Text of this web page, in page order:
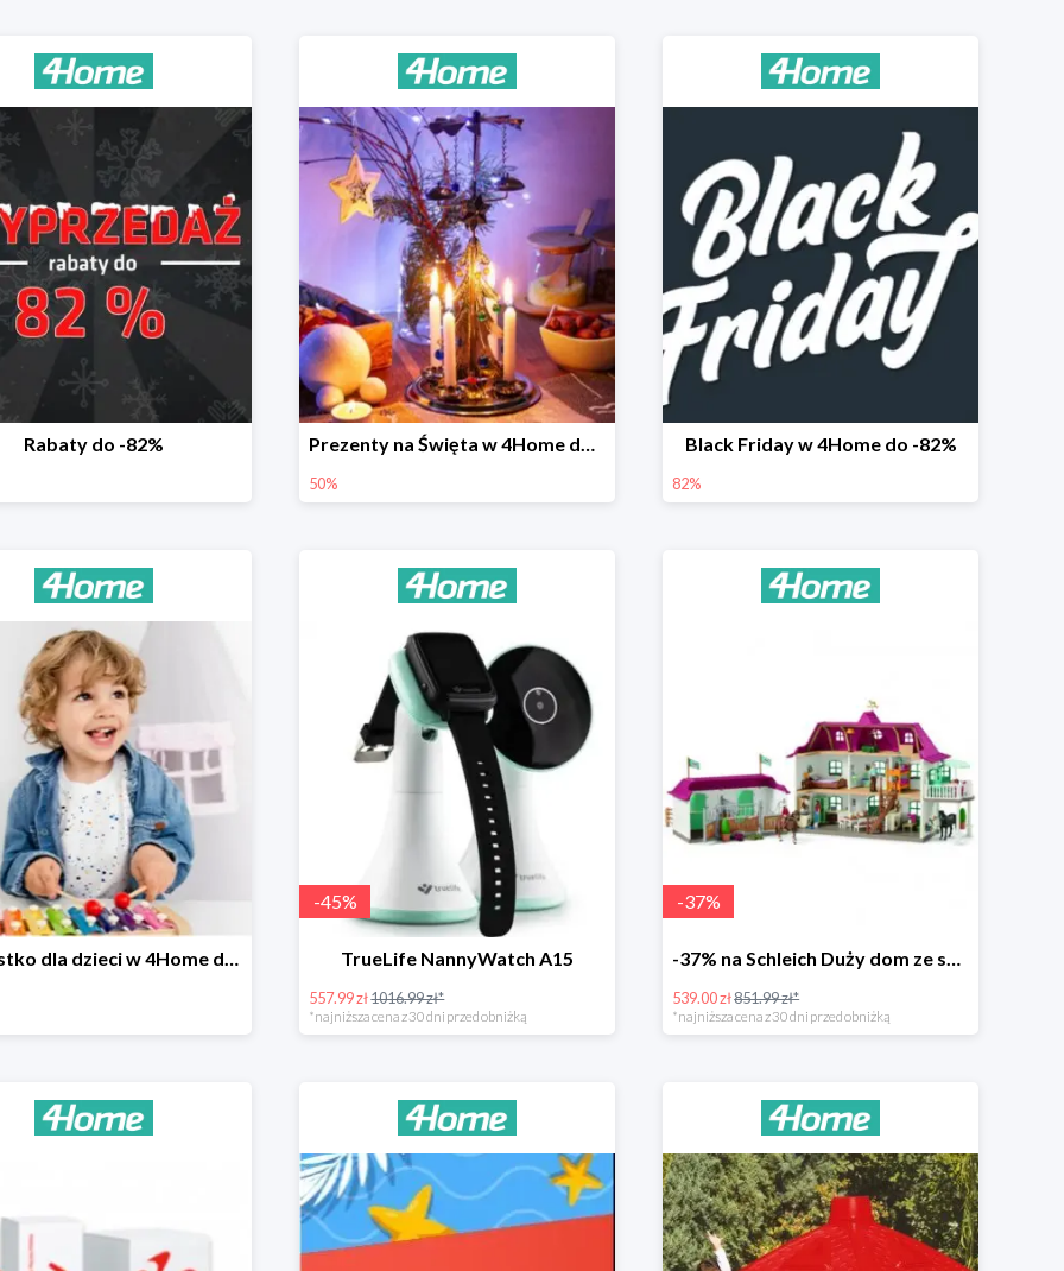
Rabaty do -82% Prezenty na Święta w 4Home do -50%
50%
Black Friday w 4Home do -82%
82%
Wszystko dla dzieci w 4Home do -90%
-45%
TrueLife NannyWatch A15
557.99 zł1016.99 zł*
*najniższa cena z 30 dni przed obniżką
-37%
-37% na Schleich Duży dom ze stajnią i akcesoriami 96 cm
539.00 zł851.99 zł*
*najniższa cena z 30 dni przed obniżką